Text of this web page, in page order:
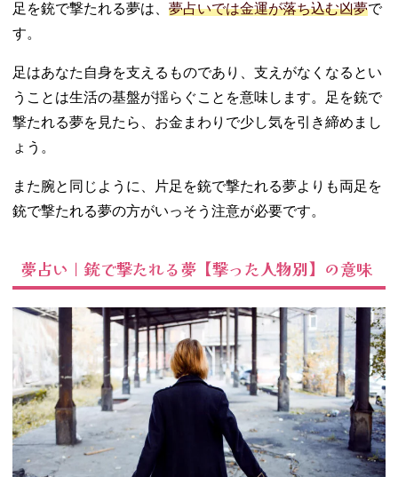
足を銃で撃たれる夢は、 夢占いでは金運が落ち込む凶夢で
す。
足はあなた自身を支えるものであり、支えがなくなるとい
うことは生活の基盤が揺らぐことを意味します。足を銃で
撃たれる夢を見たら、お金まわりで少し気を引き締めまし
ょう。
また腕と同じように、片足を銃で撃たれる夢よりも両足を
銃で撃たれる夢の方がいっそう注意が必要です。
夢占い｜銃で撃たれる夢【撃った人物別】の意味